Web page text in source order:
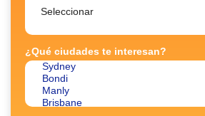
¿Qué ciudades te interesan?